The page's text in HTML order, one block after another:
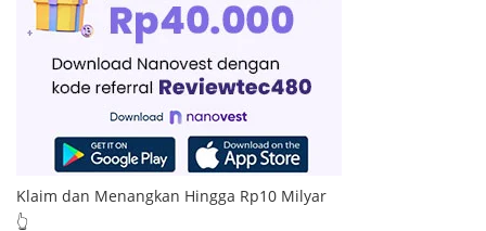
Klaim dan Menangkan Hingga Rp10 Milyar
👆